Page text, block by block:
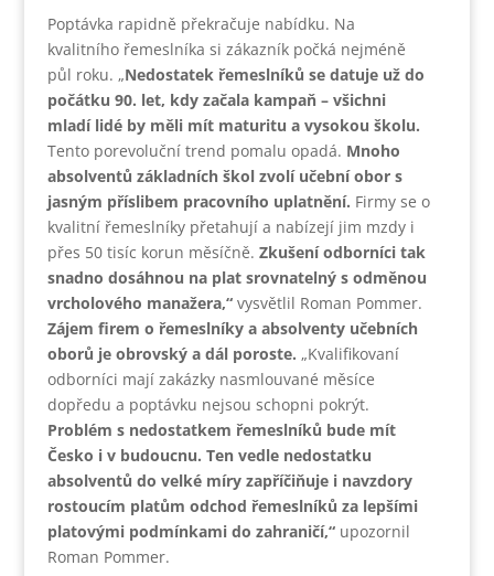
Poptávka rapidně překračuje nabídku. Na
kvalitního řemeslníka si zákazník počká nejméně
půl roku. „Nedostatek řemeslníků se datuje už do
počátku 90. let, kdy začala kampaň – všichni
mladí lidé by měli mít maturitu a vysokou školu.
Tento porevoluční trend pomalu opadá. Mnoho
absolventů základních škol zvolí učební obor s
jasným příslibem pracovního uplatnění. Firmy se o
kvalitní řemeslníky přetahují a nabízejí jim mzdy i
přes 50 tisíc korun měsíčně. Zkušení odborníci tak
snadno dosáhnou na plat srovnatelný s odměnou
vrcholového manažera,“vysvětlil Roman Pommer.
Zájem firem o řemeslníky a absolventy učebních
oborů je obrovský a dál poroste. „Kvalifikovaní
odborníci mají zakázky nasmlouvané měsíce
dopředu a poptávku nejsou schopni pokrýt.
Problém s nedostatkem řemeslníků bude mít
Česko i v budoucnu. Ten vedle nedostatku
absolventů do velké míry zapříčiňuje i navzdory
rostoucím platům odchod řemeslníků za lepšími
platovými podmínkami do zahraničí,“upozornil
Roman Pommer.